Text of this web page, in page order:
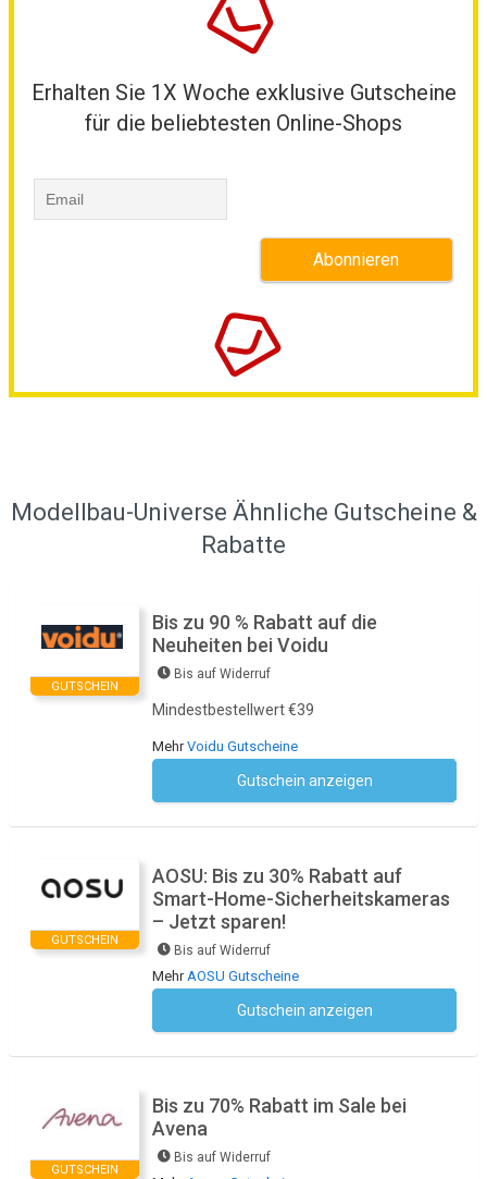
Erhalten Sie 1X Woche exklusive Gutscheine
für die beliebtesten Online-Shops
Modellbau-Universe Ähnliche Gutscheine &
Rabatte
GUTSCHEIN
Bis zu 90 % Rabatt auf die
Neuheiten bei Voidu
Bis auf Widerruf
Mindestbestellwert €39
MehrVoidu Gutscheine
Gutschein anzeigen
GUTSCHEIN
AOSU: Bis zu 30% Rabatt auf
Smart-Home-Sicherheitskameras
– Jetzt sparen!
Bis auf Widerruf
MehrAOSU Gutscheine
Gutschein anzeigen
GUTSCHEIN
Bis zu 70% Rabatt im Sale bei
Avena
Bis auf Widerruf